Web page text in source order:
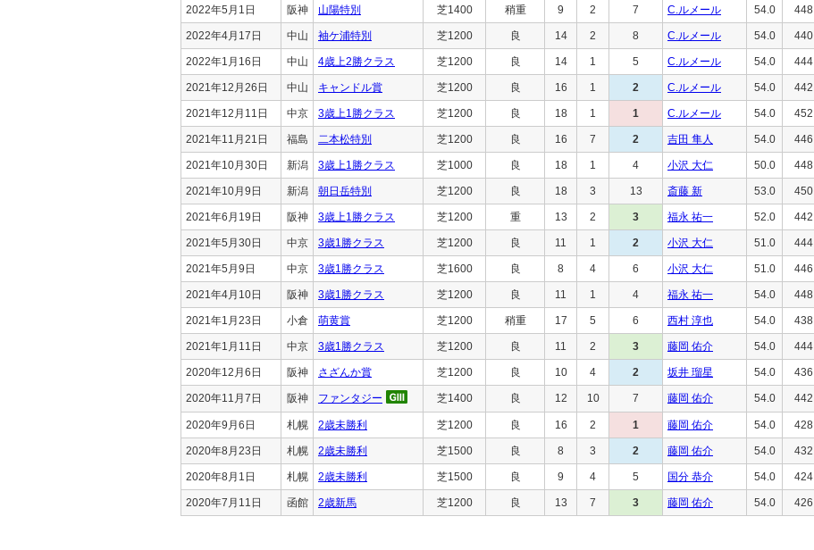
2022年5月1日 阪神 山陽特別 芝1400 稍重 9 2 7 C.ルメール 54.0 448
2022年4月17日 中山 袖ケ浦特別 芝1200 良 14 2 8 C.ルメール 54.0 440
2022年1月16日 中山 4歳上2勝クラス 芝1200 良 14 1 5 C.ルメール 54.0 444
2021年12月26日 中山 キャンドル賞 芝1200 良 16 1 2 C.ルメール 54.0 442
2021年12月11日 中京 3歳上1勝クラス 芝1200 良 18 1 1 C.ルメール 54.0 452
2021年11月21日 福島 二本松特別 芝1200 良 16 7 2 吉田 隼人 54.0 446
2021年10月30日 新潟 3歳上1勝クラス 芝1000 良 18 1 4 小沢 大仁 50.0 448
2021年10月9日 新潟 朝日岳特別 芝1200 良 18 3 13 斎藤 新 53.0 450
2021年6月19日 阪神 3歳上1勝クラス 芝1200 重 13 2 3 福永 祐一 52.0 442
2021年5月30日 中京 3歳1勝クラス 芝1200 良 11 1 2 小沢 大仁 51.0 444
2021年5月9日 中京 3歳1勝クラス 芝1600 良 8 4 6 小沢 大仁 51.0 446
2021年4月10日 阪神 3歳1勝クラス 芝1200 良 11 1 4 福永 祐一 54.0 448
2021年1月23日 小倉 萌黄賞 芝1200 稍重 17 5 6 西村 淳也 54.0 438
2021年1月11日 中京 3歳1勝クラス 芝1200 良 11 2 3 藤岡 佑介 54.0 444
2020年12月6日 阪神 さざんか賞 芝1200 良 10 4 2 坂井 瑠星 54.0 436
2020年11月7日 阪神 ファンタジー 芝1400 良 12 10 7 藤岡 佑介 54.0 442
2020年9月6日 札幌 2歳未勝利 芝1200 良 16 2 1 藤岡 佑介 54.0 428
2020年8月23日 札幌 2歳未勝利 芝1500 良 8 3 2 藤岡 佑介 54.0 432
2020年8月1日 札幌 2歳未勝利 芝1500 良 9 4 5 国分 恭介 54.0 424
2020年7月11日 函館 2歳新馬 芝1200 良 13 7 3 藤岡 佑介 54.0 426